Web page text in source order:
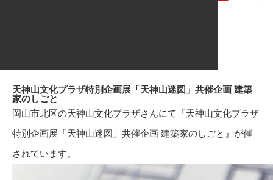
天神山文化プラザ特別企画展「天神山迷図」共催企画 建築
家のしごと
岡山市北区の天神山文化プラザさんにて『天神山文化プラザ
特別企画展「天神山迷図」共催企画 建築家のしごと』が催
されています。